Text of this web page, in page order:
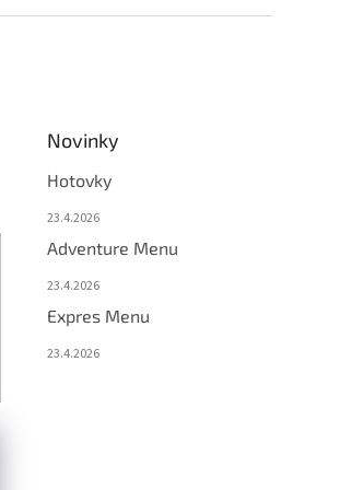
Novinky
Hotovky
23.4.2026
Adventure Menu
23.4.2026
Expres Menu
23.4.2026